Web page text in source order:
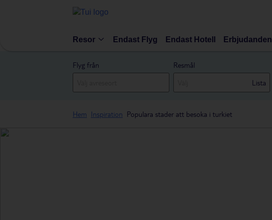
Resor Endast Flyg Endast Hotell Erbjudanden
Flyg från
Resmål
Lista
Hem Inspiration Populara stader att besoka i turkiet